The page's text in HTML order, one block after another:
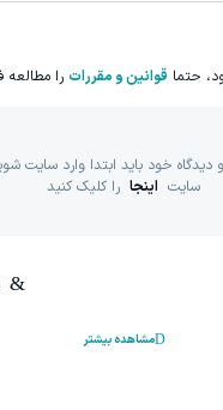
حتما قوانین و مقررات را مطالعه
خود باید ابتدا وارد سایت
سایت اینجا را کلیک کنید
مشاهده بیشتر